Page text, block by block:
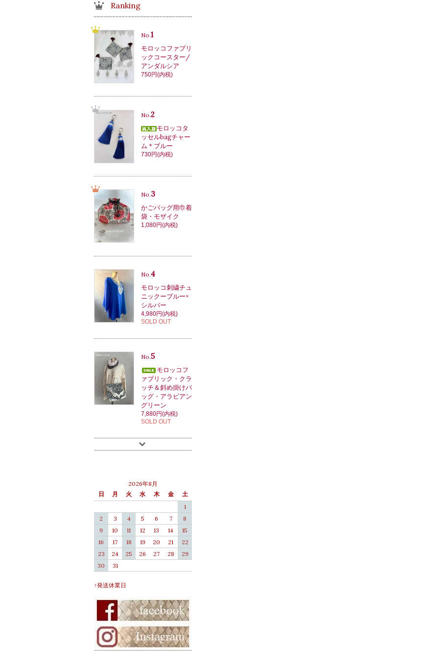
Ranking
No.1
モロッコファブリ
ックコースター/
アンダルシア
750円(内税)
No.2
モロッコタ
ッセルbagチャー
ム＊ブルー
730円(内税)
No.3
かごバッグ用巾着
袋・モザイク
1,080円(内税)
No.4
モロッコ刺繍チュ
ニックーブルー×
シルバー
4,980円(内税)
SOLD OUT
No.5
モロッコフ
ァブリック・クラ
ッチ＆斜め掛けバ
ッグ・アラビアン
グリーン
7,880円(内税)
SOLD OUT
2026年8月
日
月 火 水 木 金
土
1
2
3 4 5 6 7
8
9
10 11 12 13 14
15
16
17 18 19 20 21
22
23
24 25 26 27 28
29
30
31
↑発送休業日